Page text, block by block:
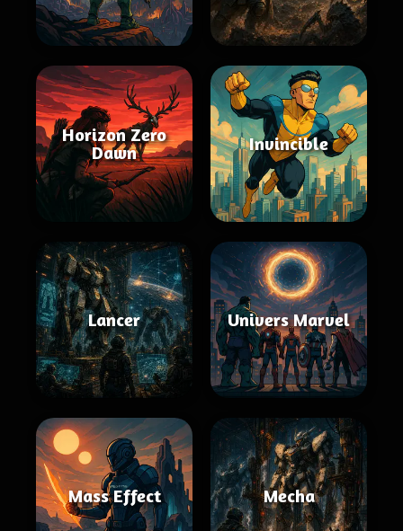
Horizon Zero
Dawn
Invincible
Lancer Univers Marvel
Mass Effect Mecha